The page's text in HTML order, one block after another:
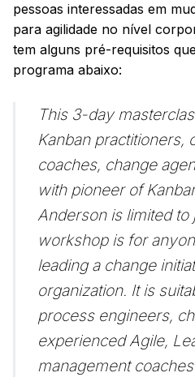
pessoas interessadas em
para agilidade no nível
tem alguns pré-requisitos
programa abaixo:
This 3-day
Kanban practitioners,
coaches, change
with pioneer of
Anderson is limited to
workshop is for
leading a change
organization. It is
process engineers,
experienced Agile,
management